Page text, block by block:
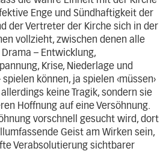
Enge und Sündhaftigkeit der
der Vertreter der Kirche sich in der
vollzieht, zwischen denen alle
– Entwicklung,
Krise, Niederlage und
können, ja spielen ‹müssen›
keine Tragik, sondern sie
Hoffnung auf eine Versöhnung.
vorschnell gesucht wird, dort
Geist am Wirken sein,
Verabsolutierung sichtbarer